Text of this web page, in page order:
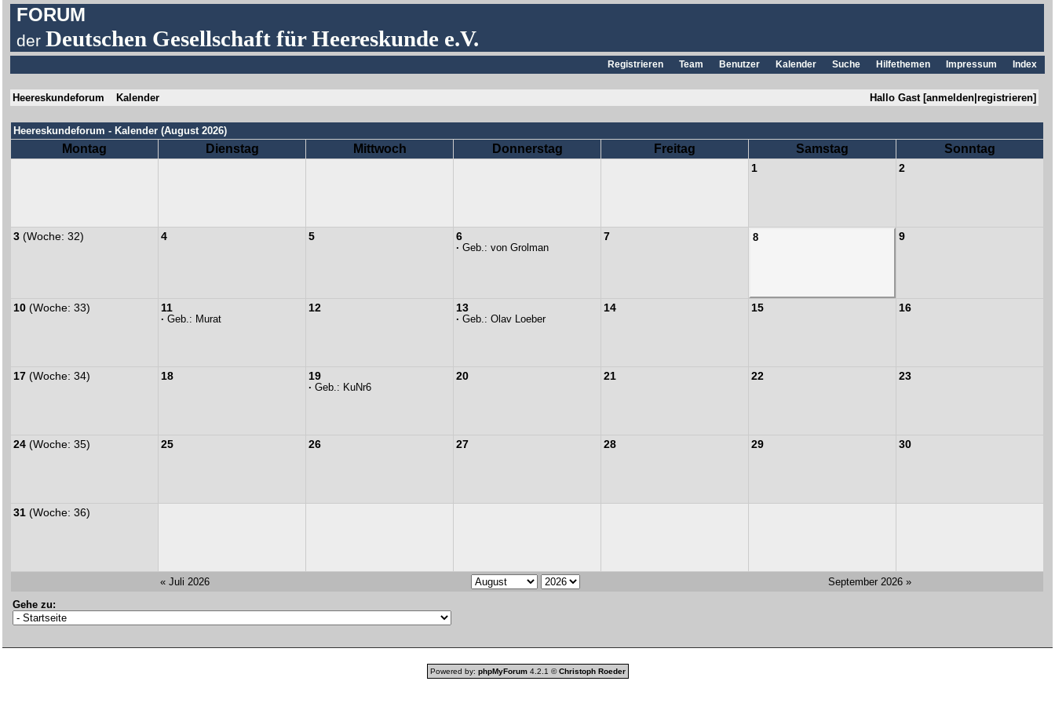
FORUM
derDeutschen Gesellschaft für Heereskunde e.V.
Index
Impressum
Hilfethemen
Suche
Kalender
Benutzer
Team
Registrieren
Hallo Gast [anmelden |registrieren]
Heereskundeforum Kalender
Heereskundeforum - Kalender (August 2026)
Montag Dienstag Mittwoch Donnerstag Freitag Samstag Sonntag
1 2
3 (Woche: 32) 4 5 6
· Geb.:von Grolman
7 8 9
10 (Woche: 33) 11
· Geb.: Murat
12 13
· Geb.:Olav Loeber
14 15 16
17 (Woche: 34) 18 19
· Geb.: KuNr6
20 21 22 23
24 (Woche: 35) 25 26 27 28 29 30
31 (Woche: 36)
« Juli 2026
September 2026 »
Gehe zu:
Powered by: phpMyForum4.2.1 ©Christoph Roeder